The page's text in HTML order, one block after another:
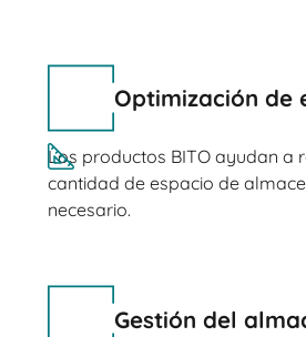
Optimización de
Los productos BITO ayudan a
cantidad de espacio de
necesario.
Gestión del